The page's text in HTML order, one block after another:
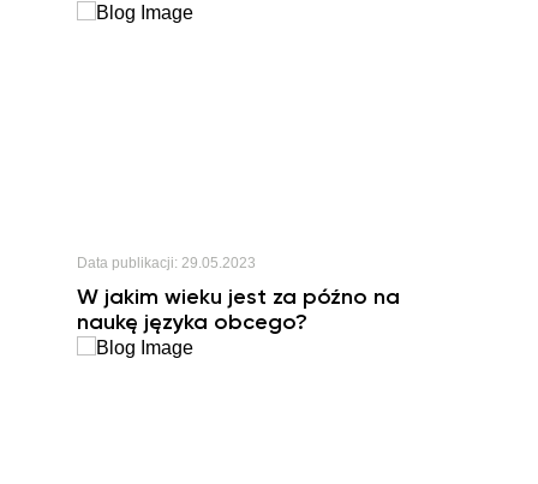
Data publikacji: 29.05.2023
W jakim wieku jest za późno na
naukę języka obcego?